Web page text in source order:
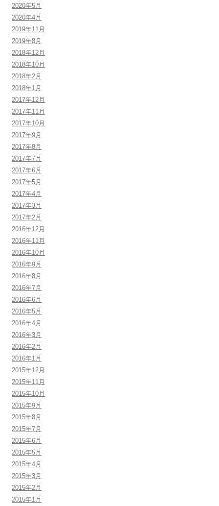
2020年5月
2020年4月
2019年11月
2019年8月
2018年12月
2018年10月
2018年2月
2018年1月
2017年12月
2017年11月
2017年10月
2017年9月
2017年8月
2017年7月
2017年6月
2017年5月
2017年4月
2017年3月
2017年2月
2016年12月
2016年11月
2016年10月
2016年9月
2016年8月
2016年7月
2016年6月
2016年5月
2016年4月
2016年3月
2016年2月
2016年1月
2015年12月
2015年11月
2015年10月
2015年9月
2015年8月
2015年7月
2015年6月
2015年5月
2015年4月
2015年3月
2015年2月
2015年1月